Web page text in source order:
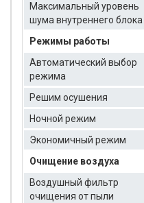
Максимальный уровень
шума внутреннего блока
Режимы работы
Автоматический выбор
режима
Решим осушения
Ночной режим
Экономичный режим
Очищение воздуха
Воздушный фильтр
очищения от пыли